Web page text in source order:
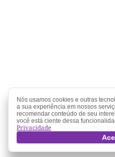
Nós usamos cookies e outras
a sua experiência em nossos
recomendar conteúdo de seu
você está ciente dessa
Privacidade